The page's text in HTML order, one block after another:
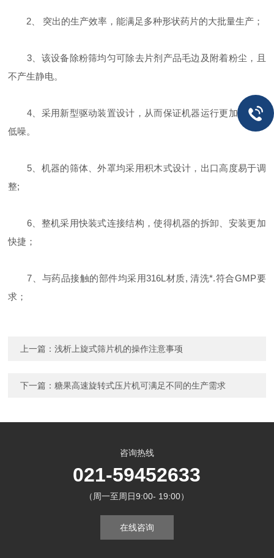
2、 突出的生产效率，能满足多种形状药片的大批量生产；
3、该设备除粉筛均匀可除去片剂产品毛边及附着粉尘，且
不产生静电。
4、采用新型驱动装置设计，从而保证机器运行更加平稳、
低噪。
5、机器的筛体、外罩均采用积木式设计，出口高度易于调
整;
6、整机采用快装式连接结构，使得机器的拆卸、安装更加
快捷；
7、与药品接触的部件均采用316L材质, 清洗*.符合GMP要
求；
上一篇：浅析上旋式筛片机的操作注意事项
下一篇：糖果高速旋转式压片机可满足不同的生产需求
咨询热线
021-59452633
（周一至周日9:00- 19:00）
在线咨询